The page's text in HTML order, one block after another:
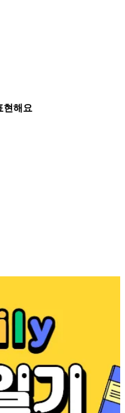
현해요